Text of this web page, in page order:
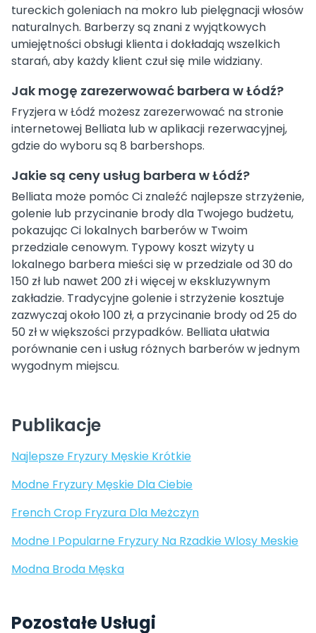
tureckich goleniach na mokro lub pielęgnacji włosów
naturalnych. Barberzy są znani z wyjątkowych
umiejętności obsługi klienta i dokładają wszelkich
starań, aby każdy klient czuł się mile widziany.
Jak mogę zarezerwować barbera w Łódź?
Fryzjera w Łódź możesz zarezerwować na stronie
internetowej Belliata lub w aplikacji rezerwacyjnej,
gdzie do wyboru są 8 barbershops.
Jakie są ceny usług barbera w Łódź?
Belliata może pomóc Ci znaleźć najlepsze strzyżenie,
golenie lub przycinanie brody dla Twojego budżetu,
pokazując Ci lokalnych barberów w Twoim
przedziale cenowym. Typowy koszt wizyty u
lokalnego barbera mieści się w przedziale od 30 do
150 zł lub nawet 200 zł i więcej w ekskluzywnym
zakładzie. Tradycyjne golenie i strzyżenie kosztuje
zazwyczaj około 100 zł, a przycinanie brody od 25 do
50 zł w większości przypadków. Belliata ułatwia
porównanie cen i usług różnych barberów w jednym
wygodnym miejscu.
Publikacje
Najlepsze Fryzury Męskie Krótkie
Modne Fryzury Męskie Dla Ciebie
French Crop Fryzura Dla Meżczyn
Modne I Popularne Fryzury Na Rzadkie Wlosy Meskie
Modna Broda Męska
Pozostałe Usługi